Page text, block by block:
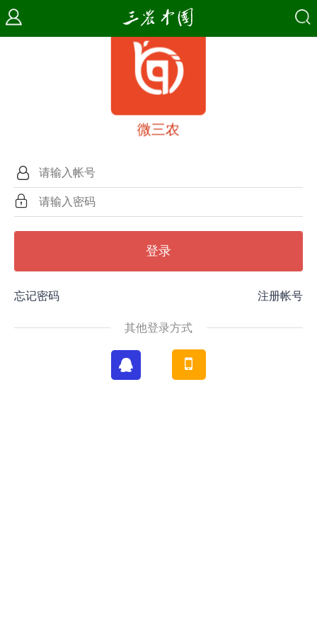
微三农
登录
忘记密码 注册帐号
其他登录方式